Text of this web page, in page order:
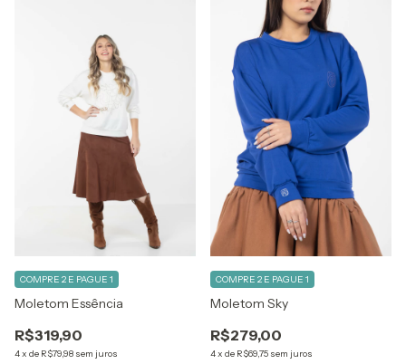
Moletom Essência
R$319,90
4x de R$79,98 sem juros
COMPRE 2 E PAGUE 1
Moletom Sky
R$279,00
4x de R$69,75 sem juros
COMPRE 2 E PAGUE 1